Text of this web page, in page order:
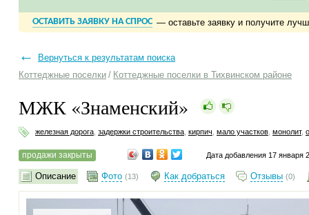
ОСТАВИТЬ ЗАЯВКУ НА СПРОС — оставьте заявку и получите
←
Вернуться к результатам поиска
Коттеджные поселки / Коттеджные поселки в Тихвинском районе
МЖК «Знаменский»
железная дорога задержки строительства кирпич мало участков монолит,
продажи закрыты Дата добавления 17 января
Описание Фото (13) Как добраться Отзывы (0)